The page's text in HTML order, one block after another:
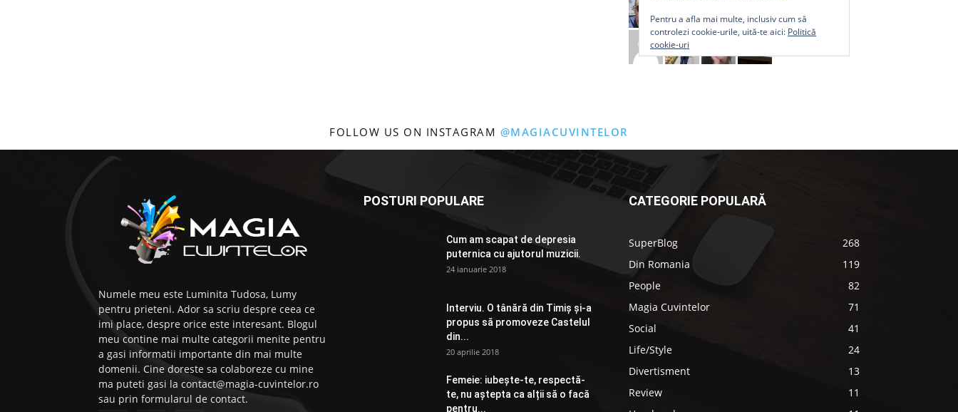
Pentru a afla mai multe, inclusiv cum să
controlezi cookie-urile, uită-te aici: Politică
cookie-uri
FOLLOW US ON INSTAGRAM @MAGIACUVINTELOR
Numele meu este Luminita Tudosa, Lumy
pentru prieteni. Ador sa scriu despre ceea ce
imi place, despre orice este interesant. Blogul
meu contine mai multe categorii menite pentru
a gasi informatii importante din mai multe
domenii. Cine doreste sa colaboreze cu mine
ma puteti gasi la contact@magia-cuvintelor.ro
sau prin formularul de contact.
POSTURI POPULARE
Cum am scapat de depresia
puternica cu ajutorul muzicii.
24 ianuarie 2018
Interviu. O tânără din Timiș și-a
propus să promoveze Castelul
din...
20 aprilie 2018
Femeie: iubește-te, respectă-
te, nu aștepta ca alții să o facă
pentru...
CATEGORIE POPULARĂ
SuperBlog
268
Din Romania
119
People
82
Magia Cuvintelor
71
Social
41
Life/Style
24
Divertisment
13
Review
11